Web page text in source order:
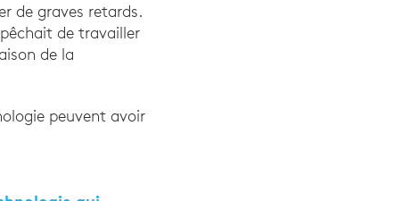
de graves retards.
de travailler
de la
Adobe Workfront, 25 mars 2021
peuvent avoir